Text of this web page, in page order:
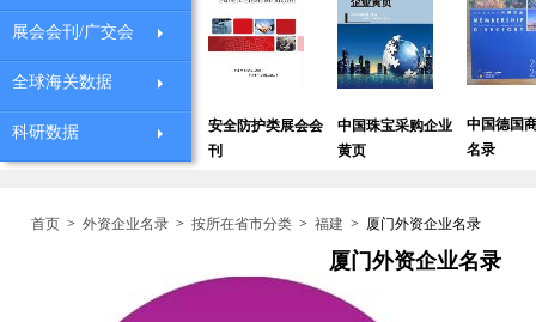
外贸企业黄页
安全防护类展会会
中国珠宝采购企业
中国德国商会会员
全国
展会会刊/广交会
全球海关数据
科研数据
首页 > 外资企业名录 > 按所在省市分类 > 福建 > 厦门外资企业名录
厦门外资企业名录